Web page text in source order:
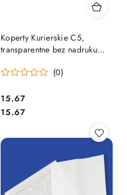
Koperty Kurierskie C5,
transparentne bez nadruku
(0)
Cena:
15.67
Cena:
15.67